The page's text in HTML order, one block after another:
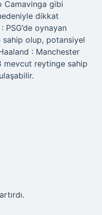
Camavinga gibi
dikkat
oynayan
olup, potansiyel
: Manchester
mevcut reytinge sahip
artırdı.